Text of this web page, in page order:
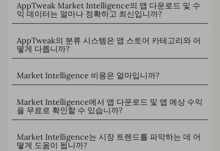
AppTweak Market Intelligence의 앱 다운로드 및 수
익 데이터는 얼마나 정확하고 최신입니까?
AppTweak의 분류 시스템은 앱 스토어 카테고리와 어
떻게 다릅니까?
Market Intelligence 비용은 얼마입니까?
Market Intelligence에서 앱 다운로드 및 앱 예상 수익
을 무료로 확인할 수 있습니까?
Market Intelligence는 시장 트렌드를 파악하는 데 어
떻게 도움이 됩니까?